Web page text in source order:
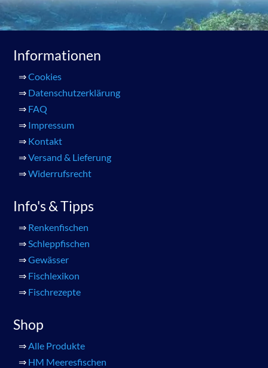
Informationen
⇒Cookies
⇒ Datenschutzerklärung
⇒ FAQ
⇒ Impressum
⇒ Kontakt
⇒Versand & Lieferung
⇒Widerrufsrecht
Info's & Tipps
⇒ Renkenfischen
⇒Schleppfischen
⇒Gewässer
⇒ Fischlexikon
⇒ Fischrezepte
Shop
⇒Alle Produkte
⇒ HM Meeresfischen